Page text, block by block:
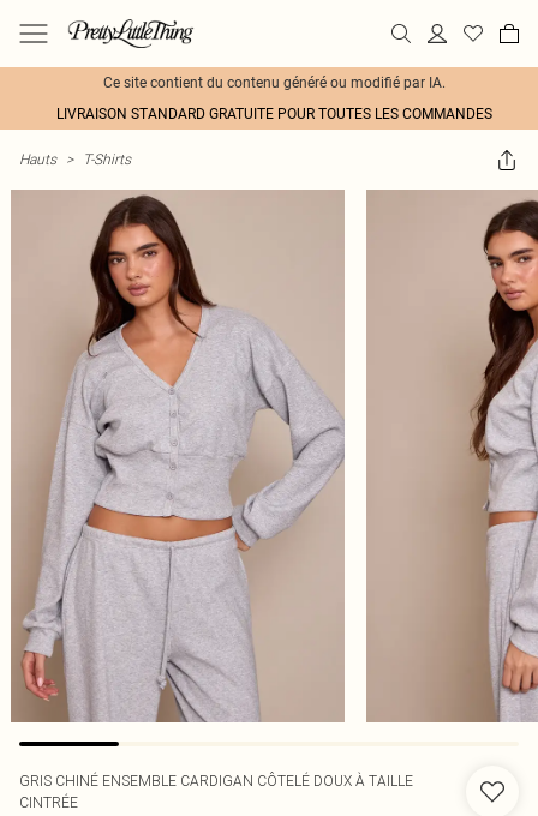
Ce site contient du contenu généré ou modifié par IA.
LIVRAISON STANDARD GRATUITE POUR TOUTES LES COMMANDES
Hauts > T-Shirts
GRIS CHINÉ ENSEMBLE CARDIGAN CÔTELÉ DOUX À TAILLE
CINTRÉE